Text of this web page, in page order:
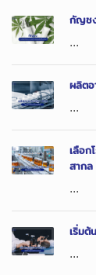
กัญชง
...
ผลิตอ
...
เลือก
สากล
...
เริ่มต้
...